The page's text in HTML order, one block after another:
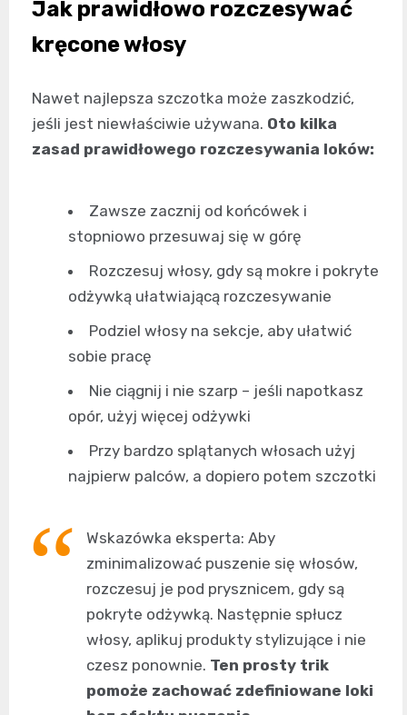
Jak prawidłowo rozczesywać
kręcone włosy
Nawet najlepsza szczotka może zaszkodzić,
jeśli jest niewłaściwie używana. Oto kilka
zasad prawidłowego rozczesywania loków:
Zawsze zacznij od końcówek i
stopniowo przesuwaj się w górę
Rozczesuj włosy, gdy są mokre i pokryte
odżywką ułatwiającą rozczesywanie
Podziel włosy na sekcje, aby ułatwić
sobie pracę
Nie ciągnij i nie szarp – jeśli napotkasz
opór, użyj więcej odżywki
Przy bardzo splątanych włosach użyj
najpierw palców, a dopiero potem szczotki
Wskazówka eksperta: Aby
zminimalizować puszenie się włosów,
rozczesuj je pod prysznicem, gdy są
pokryte odżywką. Następnie spłucz
włosy, aplikuj produkty stylizujące i nie
czesz ponownie. Ten prosty trik
pomoże zachować zdefiniowane loki